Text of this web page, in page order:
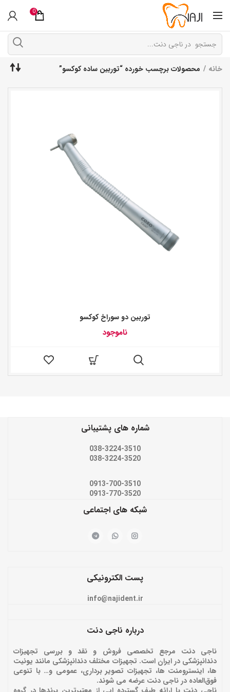
0
خانه محصولات برچسب خورده “توربین ساده کوکسو”
توربین دو سوراخ کوکسو
ناموجود
شماره های پشتیبانی
038-3224-3510
038-3224-3520
0913-700-3510
0913-770-3520
شبکه های اجتماعی
پست الکترونیکی
info@najident.ir
درباره ناجی دنت
ناجی دنت مرجع تخصصی فروش و نقد و بررسی تجهیزات
دندانپزشکی در ایران است. تجهیزات مختلف دندانپزشکی مانند یونیت
ها، اینسترومنت ها، تجهیزات تصویر برداری، عمومی و… با تنوعی
فوق‌العاده در ناجی دنت عرضه می شوند.